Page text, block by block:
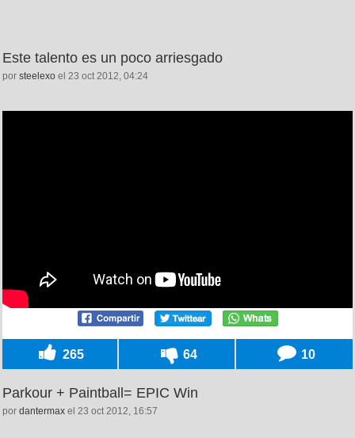
Este talento es un poco arriesgado
por steelexo el 23 oct 2012, 04:24
265 64 10
Parkour + Paintball= EPIC Win
por dantermax el 23 oct 2012, 16:57